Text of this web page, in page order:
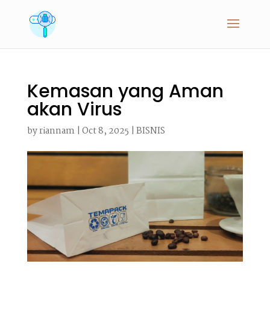
Kemasan yang Aman
akan Virus
byriannam | Oct 8, 2025 | BISNIS